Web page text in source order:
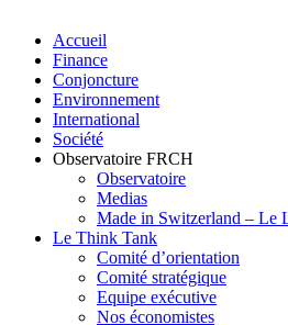
Accueil
Finance
Conjoncture
Environnement
International
Société
Observatoire FRCH
Observatoire
Medias
Made in Switzerland – Le
Le Think Tank
Comité d’orientation
Comité stratégique
Equipe exécutive
Nos économistes